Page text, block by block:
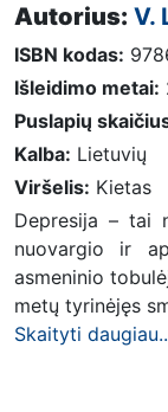
Autorius: V.
ISBN kodas:
Išleidimo metai:
Puslapių
Kalba: Lietuvių
Viršelis: Kietas
Depresija – tai
nuovargio ir
asmeninio
metų tyrinėjęs
Skaityti